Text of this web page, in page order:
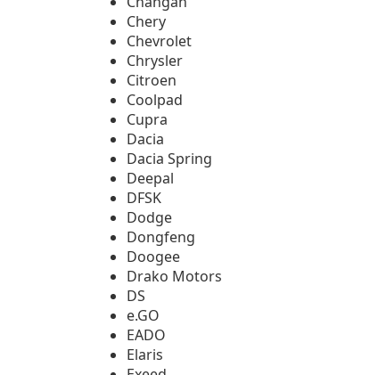
Chery
Chevrolet
Chrysler
Citroen
Coolpad
Cupra
Dacia
Dacia Spring
Deepal
DFSK
Dodge
Dongfeng
Doogee
Drako Motors
DS
e.GO
EADO
Elaris